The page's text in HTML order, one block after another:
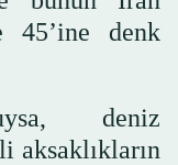
45’ine denk
deniz
aksaklıkların